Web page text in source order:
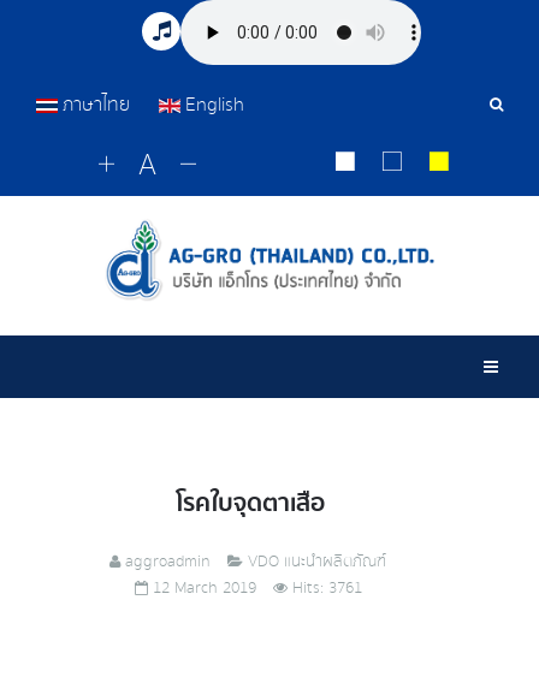
ภาษาไทย English
โรคใบจุดตาเสือ
aggroadmin
VDO แนะนำผลิตภัณฑ์
12 March 2019
Hits: 3761